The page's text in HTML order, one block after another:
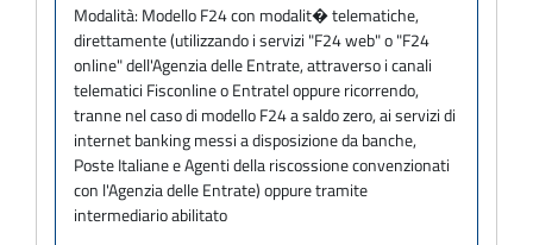
Modalità: Modello F24 con modalit� telematiche,
direttamente (utilizzando i servizi "F24 web" o "F24
online" dell'Agenzia delle Entrate, attraverso i canali
telematici Fisconline o Entratel oppure ricorrendo,
tranne nel caso di modello F24 a saldo zero, ai servizi di
internet banking messi a disposizione da banche,
Poste Italiane e Agenti della riscossione convenzionati
con l'Agenzia delle Entrate) oppure tramite
intermediario abilitato